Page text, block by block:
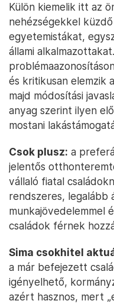
Külön kiemelik itt az
nehézségekkel
egyetemistákat,
állami
és kritikusan elemzik
majd módosítási
anyag szerint ilyen
mostani
Csok plusz: a
jelentős
vállaló fiatal
rendszeres, legalább
munkajövedelemmel
családok férnek
Sima csokhitel
a már befejezett
igényelhető,
azért hasznos, mert